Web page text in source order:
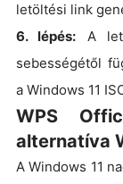
letöltési link
6. lépés: A
sebességétől
a Windows 11
WPS
alternatíva
A Windows 11